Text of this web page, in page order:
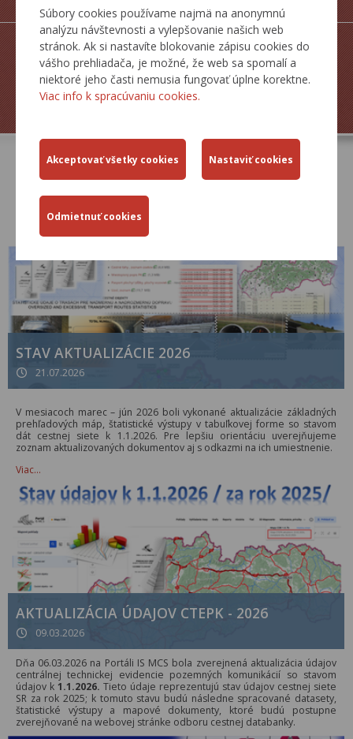
Súbory cookies používame najmä na anonymnú
analýzu návštevnosti a vylepšovanie našich web
stránok. Ak si nastavíte blokovanie zápisu cookies do
vášho prehliadača, je možné, že web sa spomalí a
niektoré jeho časti nemusia fungovať úplne korektne.
Viac info k spracúvaniu cookies.
ZJAZDNOSŤ.SK
AKTUÁLNE
STAV AKTUALIZÁCIE 2026
21.07.2026
V mesiacoch marec – jún 2026 boli vykonané aktualizácie základných
prehľadových máp, štatistické výstupy v tabuľkovej forme so stavom
dát cestnej siete k 1.1.2026. Pre lepšiu orientáciu uverejňujeme
zoznam aktualizovaných dokumentov aj s odkazmi na ich umiestnenie.
Viac…
AKTUALIZÁCIA ÚDAJOV CTEPK - 2026
09.03.2026
Dňa 06.03.2026 na Portáli IS MCS bola zverejnená aktualizácia údajov
centrálnej technickej evidencie pozemných komunikácií so stavom
údajov k 1.1.2026. Tieto údaje reprezentujú stav údajov cestnej siete
SR za rok 2025; k tomuto stavu budú následne spracované datasety,
štatistické výstupy a mapové dokumenty, ktoré budú postupne
zverejňované na webovej stránke odboru cestnej databanky.